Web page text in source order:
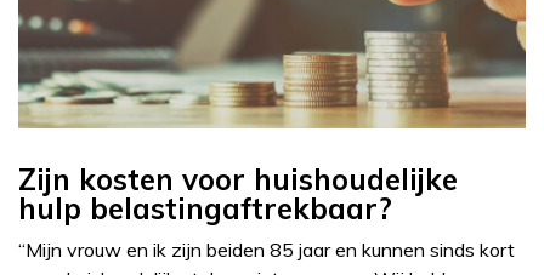
Zijn kosten voor huishoudelijke
hulp belastingaftrekbaar?
“Mijn vrouw en ik zijn beiden 85 jaar en kunnen sinds kort